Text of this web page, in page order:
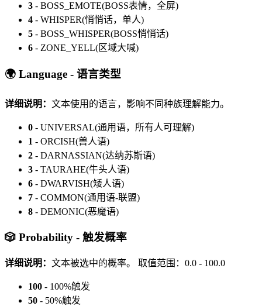
3 - BOSS_EMOTE(BOSS表情，全屏)
4 - WHISPER(悄悄话，单人)
5 - BOSS_WHISPER(BOSS悄悄话)
6 - ZONE_YELL(区域大喊)
🌍 Language - 语言类型
详细说明： 文本使用的语言，影响不同种族理解能力。
0 - UNIVERSAL(通用语，所有人可理解)
1 - ORCISH(兽人语)
2 - DARNASSIAN(达纳苏斯语)
3 - TAURAHE(牛头人语)
6 - DWARVISH(矮人语)
7 - COMMON(通用语-联盟)
8 - DEMONIC(恶魔语)
🎲 Probability - 触发概率
详细说明： 文本被选中的概率。 取值范围：0.0 - 100.0
100 - 100%触发
50 - 50%触发